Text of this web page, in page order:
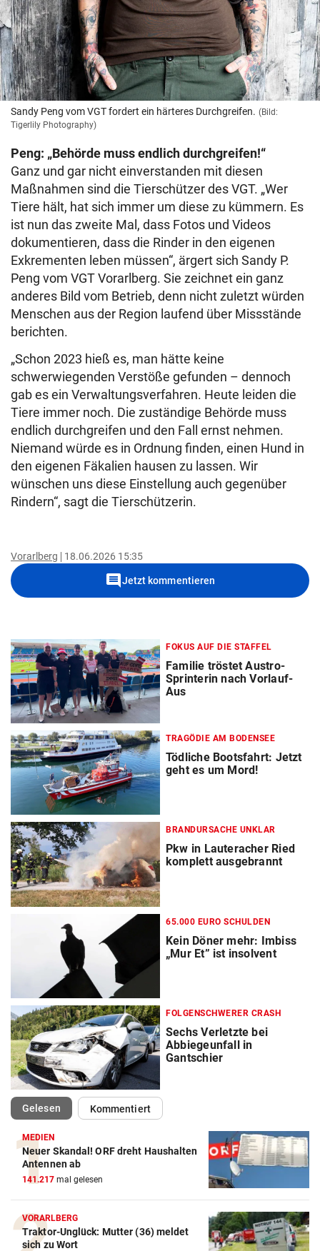
Sandy Peng vom VGT fordert ein härteres Durchgreifen. (Bild:
Tigerlily Photography)
Peng: „Behörde muss endlich durchgreifen!“
Ganz und gar nicht einverstanden mit diesen
Maßnahmen sind die Tierschützer des VGT. „Wer
Tiere hält, hat sich immer um diese zu kümmern. Es
ist nun das zweite Mal, dass Fotos und Videos
dokumentieren, dass die Rinder in den eigenen
Exkrementen leben müssen“, ärgert sich Sandy P.
Peng vom VGT Vorarlberg. Sie zeichnet ein ganz
anderes Bild vom Betrieb, denn nicht zuletzt würden
Menschen aus der Region laufend über Missstände
berichten.
„Schon 2023 hieß es, man hätte keine
schwerwiegenden Verstöße gefunden – dennoch
gab es ein Verwaltungsverfahren. Heute leiden die
Tiere immer noch. Die zuständige Behörde muss
endlich durchgreifen und den Fall ernst nehmen.
Niemand würde es in Ordnung finden, einen Hund in
den eigenen Fäkalien hausen zu lassen. Wir
wünschen uns diese Einstellung auch gegenüber
Rindern“, sagt die Tierschützerin.
Vorarlberg 18.06.2026 15:35
commentJetzt kommentieren
FOKUS AUF DIE STAFFEL
Familie tröstet Austro-
Sprinterin nach Vorlauf-
Aus
TRAGÖDIE AM BODENSEE
Tödliche Bootsfahrt: Jetzt
geht es um Mord!
BRANDURSACHE UNKLAR
Pkw in Lauteracher Ried
komplett ausgebrannt
65.000 EURO SCHULDEN
Kein Döner mehr: Imbiss
„Mur Et” ist insolvent
FOLGENSCHWERER CRASH
Sechs Verletzte bei
Abbiegeunfall in
Gantschier
Gelesen(ausgewählt)Kommentiert
MEDIEN
Neuer Skandal! ORF dreht Haushalten
Antennen ab
141.217 mal gelesen
VORARLBERG
Traktor-Unglück: Mutter (36) meldet
sich zu Wort